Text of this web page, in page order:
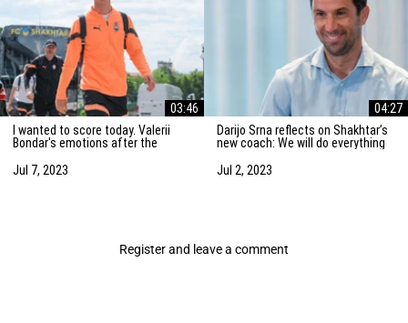
03:46
I wanted to score today. Valerii
Bondar's emotions after the
Alkmaar
Jul 7, 2023
04:27
Darijo Srna reflects on Shakhtar’s
new coach: We will do everything
Jul 2, 2023